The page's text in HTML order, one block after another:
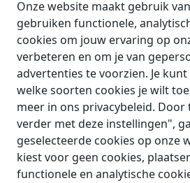
Onze website maakt gebruik
gebruiken functionele,
cookies om jouw ervaring op
verbeteren en om je van
advertenties te voorzien. Je
welke soorten cookies je wilt
meer in ons privacybeleid. Door
verder met deze instellingen",
geselecteerde cookies op onze
kiest voor geen cookies,
functionele en analytische